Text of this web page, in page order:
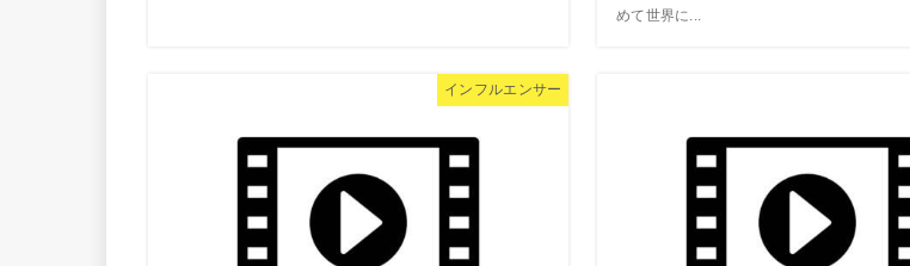
めて世界に...
インフルエンサー